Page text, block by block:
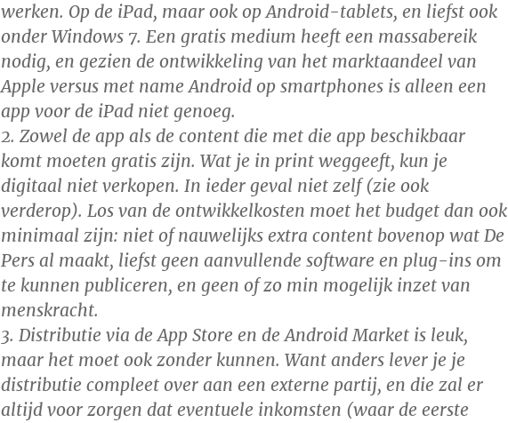
werken. Op de iPad, maar ook op Android-tablets, en liefst ook
onder Windows 7. Een gratis medium heeft een massabereik
nodig, en gezien de ontwikkeling van het marktaandeel van
Apple versus met name Android op smartphones is alleen een
app voor de iPad niet genoeg.
2. Zowel de app als de content die met die app beschikbaar
komt moeten gratis zijn. Wat je in print weggeeft, kun je
digitaal niet verkopen. In ieder geval niet zelf (zie ook
verderop). Los van de ontwikkelkosten moet het budget dan ook
minimaal zijn: niet of nauwelijks extra content bovenop wat De
Pers al maakt, liefst geen aanvullende software en plug-ins om
te kunnen publiceren, en geen of zo min mogelijk inzet van
menskracht.
3. Distributie via de App Store en de Android Market is leuk,
maar het moet ook zonder kunnen. Want anders lever je je
distributie compleet over aan een externe partij, en die zal er
altijd voor zorgen dat eventuele inkomsten (waar de eerste